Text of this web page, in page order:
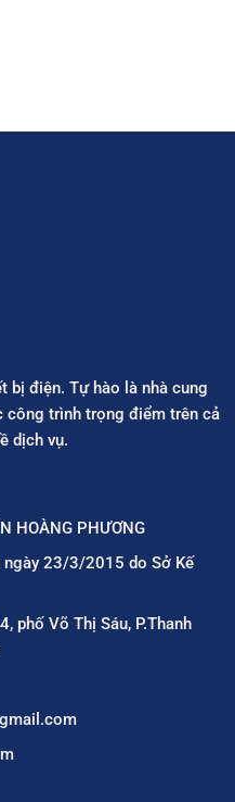
bị điện. Tự hào là nhà cung
công trình trọng điểm trên cả
dịch vụ.
HOÀNG PHƯƠNG
23/3/2015 do Sở Kế
phố Võ Thị Sáu, P.Thanh